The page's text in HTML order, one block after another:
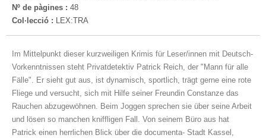
Nº de pàgines : 48
Col·lecció : LEX:TRA
Im Mittelpunkt dieser kurzweiligen Krimis für Leser/innen mit Deutsch-
Vorkenntnissen steht Privatdetektiv Patrick Reich, der "Mann für alle
Fälle". Er sieht gut aus, ist dynamisch, sportlich, trägt gerne eine rote
Fliege und versucht, sich mit Hilfe seiner Freundin Constanze das
Rauchen abzugewöhnen. Beim Joggen sprechen sie über seine Arbeit
und lösen so manchen kniffligen Fall. Von seinem Büro aus hat
Patrick einen herrlichen Blick über die documenta- Stadt Kassel,